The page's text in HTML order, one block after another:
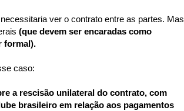
ver o contrato entre as partes. Mas
(que devem ser encaradas como
formal).
caso:
a rescisão unilateral do contrato, com
brasileiro em relação aos pagamentos